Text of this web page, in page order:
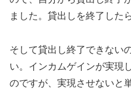
ました。貸出しを終了した
そして貸出し終了できない
い。インカムゲインが実現
のですが、実現させないと